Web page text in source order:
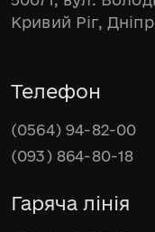
Кривий Ріг,
Телефон
(0564) 94-82-00
(093) 864-80-18
Гаряча лінія